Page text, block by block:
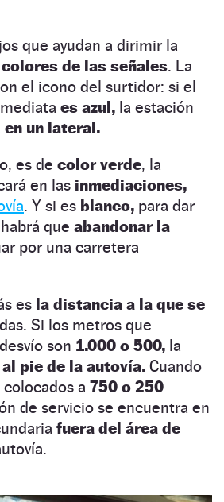
que ayudan a dirimir la
de las señales. La
el icono del surtidor: si el
es azul, la estación
en un lateral.
es de color verde, la
en las inmediaciones,
. Y si es blanco, para dar
que abandonar la
por una carretera
es la distancia a la que se
Si los metros que
son 1.000 o 500, la
al pie de la autovía. Cuando
a 750 o 250
de servicio se encuentra en
fuera del área de